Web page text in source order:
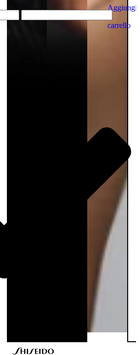
Aggiungi
carrello